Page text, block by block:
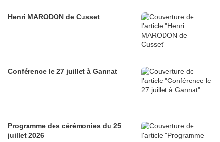
Henri MARODON de Cusset
Conférence le 27 juillet à Gannat
Programme des cérémonies du 25
juillet 2026